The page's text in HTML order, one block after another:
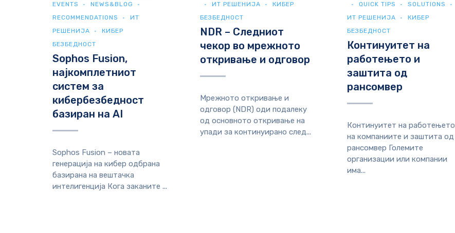
EVENTS
NEWS&BLOG
RECOMMENDATIONS
ИТ
РЕШЕНИЈА
КИБЕР
БЕЗБЕДНОСТ
Sophos Fusion,
најкомплетниот
систем за
кибербезбедност
базиран на AI
Sophos Fusion – новата
генерација на кибер одбрана
базирана на вештачка
интелигенција Кога заканите ...
ИТ РЕШЕНИЈА
КИБЕР
БЕЗБЕДНОСТ
NDR – Следниот
чекор во мрежното
откривање и одговор
Мрежното откривање и
одговор (NDR) оди подалеку
од основното откривање на
упади за континуирано след...
QUICK TIPS
SOLUTIONS
ИТ РЕШЕНИЈА
КИБЕР
БЕЗБЕДНОСТ
Континуитет на
работењето и
заштита од
рансомвер
Континуитет на работењето
на компаниите и заштита од
рансомвер Големите
организации или компании
има...